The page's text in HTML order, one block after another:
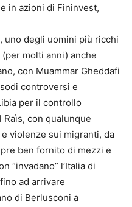
in azioni di Fininvest,
uno degli uomini più ricchi
molti anni) anche
con Muammar Gheddafi
controversi e
per il controllo
Raìs, con qualunque
violenze sui migranti, da
ben fornito di mezzi e
“invadano” l’Italia di
ad arrivare
di Berlusconi a